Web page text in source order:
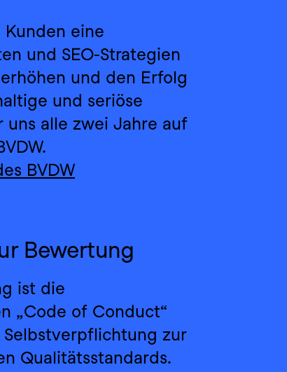
Kunden eine
und SEO-Strategien
und den Erfolg
und seriöse
alle zwei Jahre auf
BVDW
Bewertung
ist die
„Code of Conduct“
zur
Qualitätsstandards.